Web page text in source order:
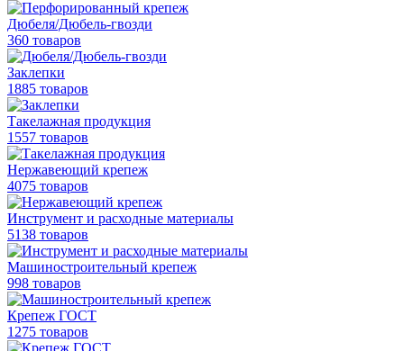
Дюбеля/Дюбель-гвозди
360 товаров
Заклепки
1885 товаров
Такелажная продукция
1557 товаров
Нержавеющий крепеж
4075 товаров
Инструмент и расходные материалы
5138 товаров
Машиностроительный крепеж
998 товаров
Крепеж ГОСТ
1275 товаров